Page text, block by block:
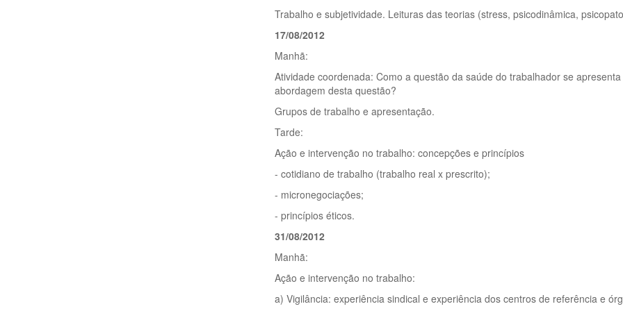
Trabalho e subjetividade. Leituras das teorias (stress, psicodinâmica,
17/08/2012
Manhã:
Atividade coordenada: Como a questão da saúde do trabalhador se
abordagem desta questão?
Grupos de trabalho e apresentação.
Tarde:
Ação e intervenção no trabalho: concepções e princípios
- cotidiano de trabalho (trabalho real x prescrito);
- micronegociações;
- princípios éticos.
31/08/2012
Manhã:
Ação e intervenção no trabalho:
a) Vigilância: experiência sindical e experiência dos centros de referência e